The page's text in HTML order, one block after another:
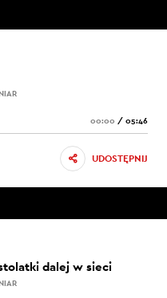
00:00 / 05:46
UDOSTĘPNIJ
dalej w sieci